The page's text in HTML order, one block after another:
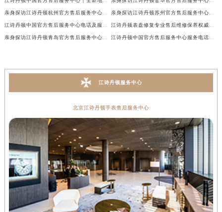
江诗丹顿服务中心
北京江诗丹顿手表售后服务中心